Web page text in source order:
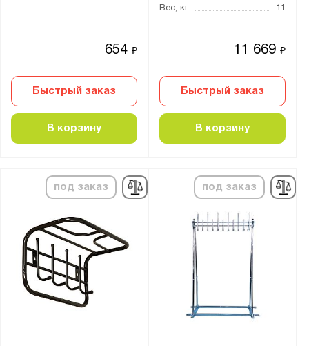
654₽
Быстрый заказ
В корзину
Вес, кг
11 669₽
Быстрый заказ
В корзину
под заказ под заказ